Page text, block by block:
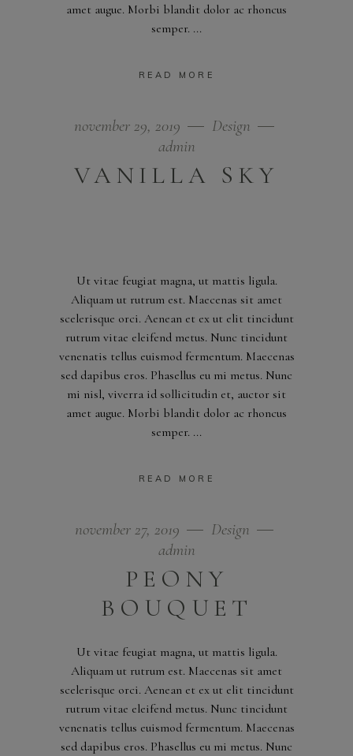
amet augue. Morbi blandit dolor ac rhoncus
semper.
READ MORE
november 29, 2019
Design
admin
VANILLA SKY
Ut vitae feugiat magna, ut mattis ligula.
Aliquam ut rutrum est. Maecenas sit amet
scelerisque orci. Aenean et ex ut elit tincidunt
rutrum vitae eleifend metus. Nunc tincidunt
venenatis tellus euismod fermentum. Maecenas
sed dapibus eros. Phasellus eu mi metus. Nunc
mi nisl, viverra id sollicitudin et, auctor sit
amet augue. Morbi blandit dolor ac rhoncus
semper.
READ MORE
november 27, 2019
Design
admin
PEONY
BOUQUET
Ut vitae feugiat magna, ut mattis ligula.
Aliquam ut rutrum est. Maecenas sit amet
scelerisque orci. Aenean et ex ut elit tincidunt
rutrum vitae eleifend metus. Nunc tincidunt
venenatis tellus euismod fermentum. Maecenas
sed dapibus eros. Phasellus eu mi metus. Nunc